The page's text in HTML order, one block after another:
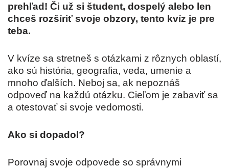
prehľad! Či už si študent, dospelý alebo len
chceš rozšíriť svoje obzory, tento kvíz je pre
teba.
V kvíze sa stretneš s otázkami z rôznych oblastí,
ako sú história, geografia, veda, umenie a
mnoho ďalších. Neboj sa, ak nepoznáš
odpoveď na každú otázku. Cieľom je zabaviť sa
a otestovať si svoje vedomosti.
Ako si dopadol?
Porovnaj svoje odpovede so správnymi